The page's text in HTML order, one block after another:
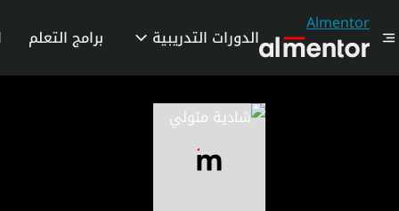
Almentor
الدورات التدريبية برامج التعلم